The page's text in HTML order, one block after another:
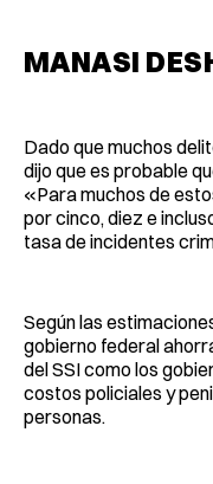
MANASI
Dado que muchos
dijo que es probable
«Para muchos de
por cinco, diez e
tasa de incidentes
Según las
gobierno federal
del SSI como los
costos policiales y
personas.